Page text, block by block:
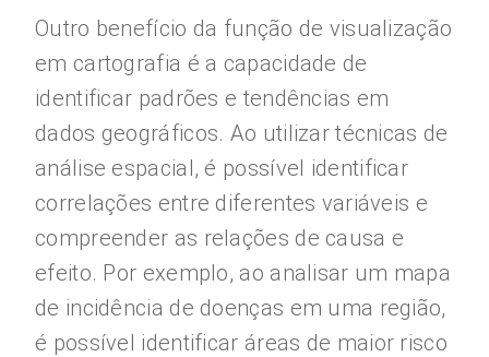
Outro benefício da função de visualização
em cartografia é a capacidade de
identificar padrões e tendências em
dados geográficos. Ao utilizar técnicas de
análise espacial, é possível identificar
correlações entre diferentes variáveis e
compreender as relações de causa e
efeito. Por exemplo, ao analisar um mapa
de incidência de doenças em uma região,
é possível identificar áreas de maior risco